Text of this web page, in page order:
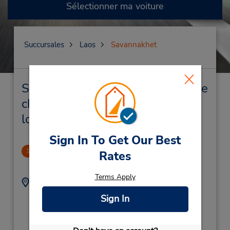
Sign In To Get Our Best
Rates
Terms Apply
Sign In
Sélectionner ma voiture
Succursales Laos Savannakhet
Savannakhet Succursales près de
chez vous et succursales de
location de véhicule
1 CLOSED 2022-09-07
Adresse :
Savannakhet, Laos
Téléphone :